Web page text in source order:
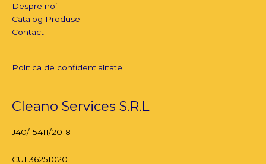
Despre noi
Catalog Produse
Contact
Politica de confidentialitate
Cleano Services S.R.L
J40/15411/2018
CUI 36251020